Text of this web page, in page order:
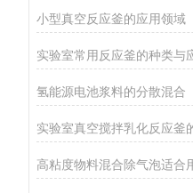
小型真空反应釜的应用领域
实验室常用反应釜的种类与
氢能源电池浆料的分散混合
实验室真空搅拌乳化反应釜